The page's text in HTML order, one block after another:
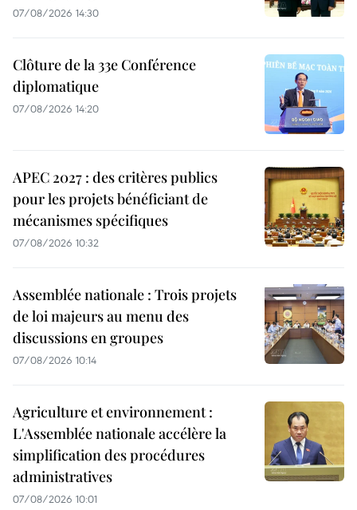
07/08/2026 14:30
Clôture de la 33e Conférence
diplomatique
07/08/2026 14:20
APEC 2027 : des critères publics
pour les projets bénéficiant de
mécanismes spécifiques
07/08/2026 10:32
Assemblée nationale : Trois projets
de loi majeurs au menu des
discussions en groupes
07/08/2026 10:14
Agriculture et environnement :
L'Assemblée nationale accélère la
simplification des procédures
administratives
07/08/2026 10:01